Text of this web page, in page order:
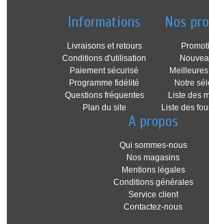
Informations
Livraisons et retours
Conditions d'utilisation
Paiement sécurisé
Programme fidélité
Questions fréquentes
Plan du site
Nos
Notre
Liste des
Liste des
A propos
Qui sommes-nous
Nos magasins
Mentions légales
Conditions générales
Service client
Contactez-nous